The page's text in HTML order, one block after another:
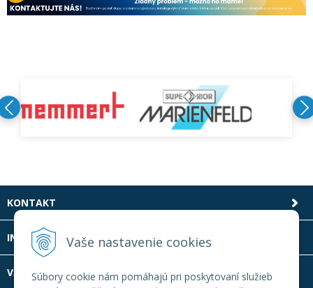
Vaše nastavenie cookies
Súbory cookie nám pomáhajú pri poskytovaní služieb
KONTAKT
INFOLINKA
VŠETKO O NÁKUPE